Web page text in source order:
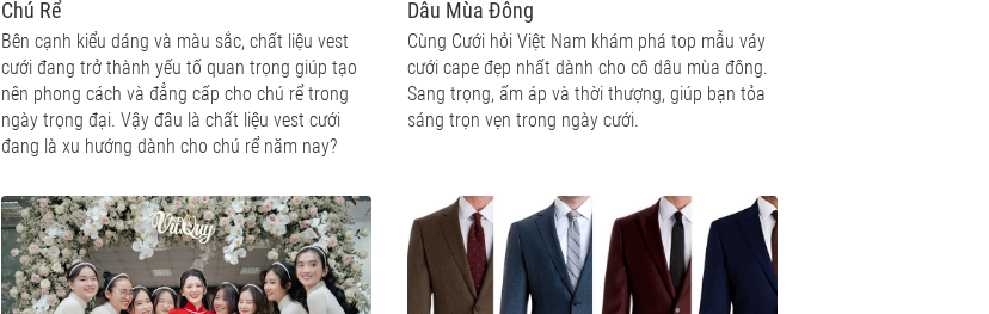
Chú Rể
Bên cạnh kiểu dáng và màu sắc, chất liệu vest
cưới đang trở thành yếu tố quan trọng giúp tạo
nên phong cách và đẳng cấp cho chú rể trong
ngày trọng đại. Vậy đâu là chất liệu vest cưới
đang là xu hướng dành cho chú rể năm nay?
Dâu Mùa Đông
Cùng Cưới hỏi Việt Nam khám phá top mẫu váy
cưới cape đẹp nhất dành cho cô dâu mùa đông.
Sang trọng, ấm áp và thời thượng, giúp bạn tỏa
sáng trọn vẹn trong ngày cưới.